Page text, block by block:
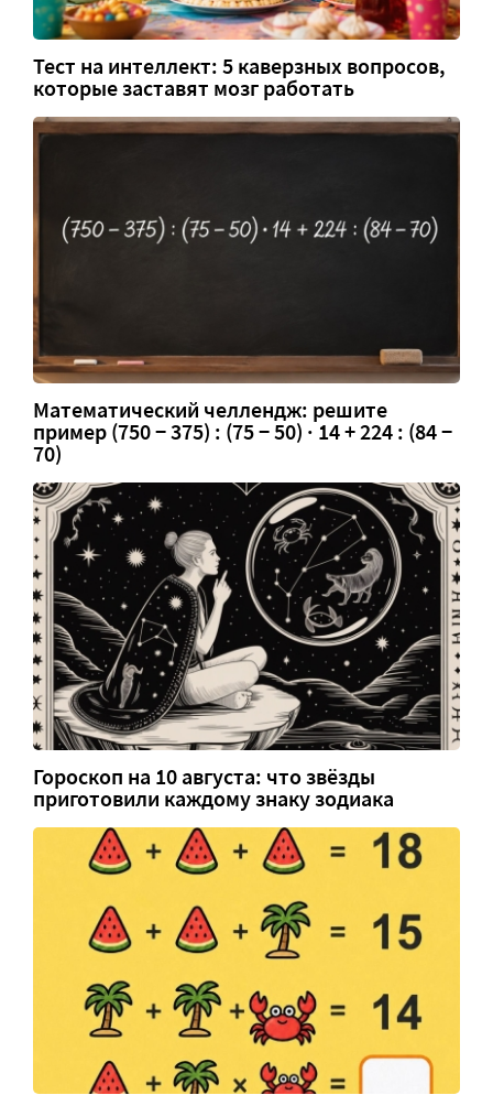
Тест на интеллект: 5 каверзных вопросов,
которые заставят мозг работать
Математический челлендж: решите
пример (750 − 375) : (75 − 50) · 14 + 224 : (84 −
70)
Гороскоп на 10 августа: что звёзды
приготовили каждому знаку зодиака